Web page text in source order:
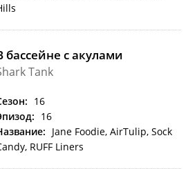
бассейне с акулами
Tank
16
16
Jane Foodie, AirTulip, Sock
RUFF Liners